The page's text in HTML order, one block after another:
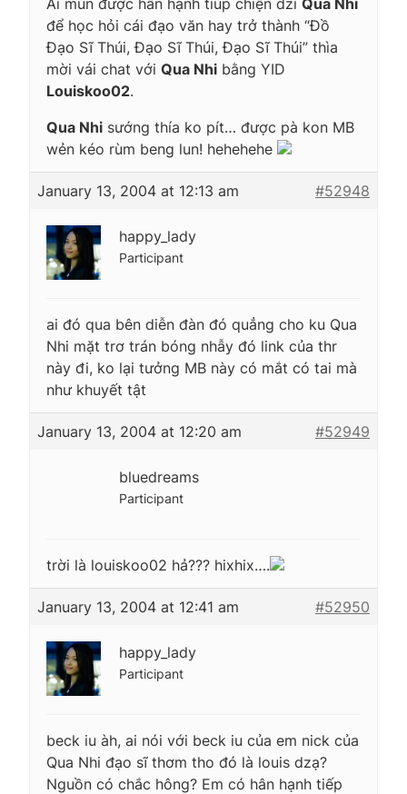
để học hỏi cái đạo văn hay trở thành “Đồ
Đạo Sĩ Thúi, Đạo Sĩ Thúi, Đạo Sĩ Thúi” thìa
mời vái chat với Qua Nhi bằng YID
Louiskoo02.
Qua Nhi sướng thía ko pít… được pà kon MB
wẻn kéo rùm beng lun! hehehehe
January 13, 2004 at 12:13 am #52948
happy_lady
Participant
ai đó qua bên diễn đàn đó quẳng cho ku Qua
Nhi mặt trơ trán bóng nhẫy đó link của thr
này đi, ko lại tưởng MB này có mắt có tai mà
như khuyết tật
January 13, 2004 at 12:20 am #52949
bluedreams
Participant
trời là louiskoo02 hả??? hixhix….
January 13, 2004 at 12:41 am #52950
happy_lady
Participant
beck iu àh, ai nói với beck iu của em nick của
Qua Nhi đạo sĩ thơm tho đó là louis dzạ?
Nguồn có chắc hông? Em có hân hạnh tiếp